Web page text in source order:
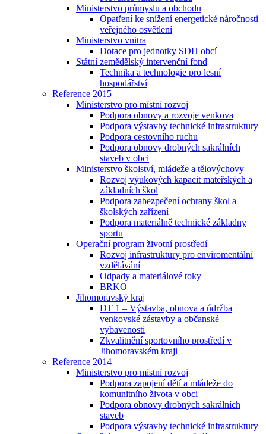
Ministerstvo průmyslu a obchodu
Opatření ke snížení energetické náročnosti
veřejného osvětlení
Ministerstvo vnitra
Dotace pro jednotky SDH obcí
Státní zemědělský intervenční fond
Technika a technologie pro lesní
hospodářství
Reference 2015
Ministerstvo pro místní rozvoj
Podpora obnovy a rozvoje venkova
Podpora výstavby technické infrastruktury
Podpora cestovního ruchu
Podpora obnovy drobných sakrálních
staveb v obci
Ministerstvo školství, mládeže a tělovýchovy
Rozvoj výukových kapacit mateřských a
základních škol
Podpora zabezpečení ochrany škol a
školských zařízení
Podpora materiálně technické základny
sportu
Operační program životní prostředí
Rozvoj infrastruktury pro enviromentální
vzdělávání
Odpady a materiálové toky
BRKO
Jihomoravský kraj
DT 1 – Výstavba, obnova a údržba
venkovské zástavby a občanské
vybavenosti
Zkvalitnění sportovního prostředí v
Jihomoravském kraji
Reference 2014
Ministerstvo pro místní rozvoj
Podpora zapojení dětí a mládeže do
komunitního života v obci
Podpora obnovy drobných sakrálních
staveb
Podpora výstavby technické infrastruktury